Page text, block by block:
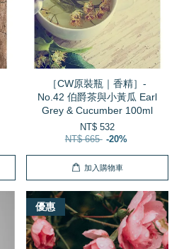
［CW原裝瓶｜香精］-
No.42 伯爵茶與小黃瓜 Earl
Grey & Cucumber 100ml
NT$ 532
NT$ 665 -20%
加入購物車
優惠